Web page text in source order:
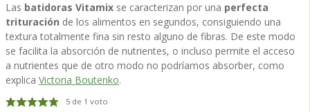
Las batidoras Vitamix se caracterizan por una perfecta
trituración de los alimentos en segundos, consiguiendo una
textura totalmente fina sin resto alguno de fibras. De este modo
se facilita la absorción de nutrientes, o incluso permite el acceso
a nutrientes que de otro modo no podríamos absorber, como
explica Victoria Boutenko.
5de 1 voto